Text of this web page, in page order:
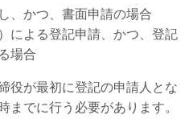
、かつ、書面申請の場合
による登記申請、かつ、登記
場合
役が最初に登記の申請人とな
までに行う必要があります。